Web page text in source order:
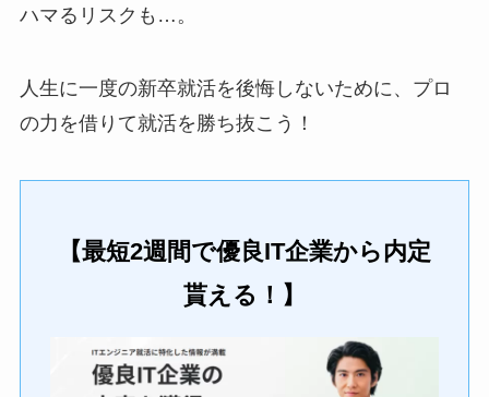
ハマるリスクも…。
人生に一度の新卒就活を後悔しないために、プロ
の力を借りて就活を勝ち抜こう！
【最短2週間で優良IT企業から内定
貰える！】